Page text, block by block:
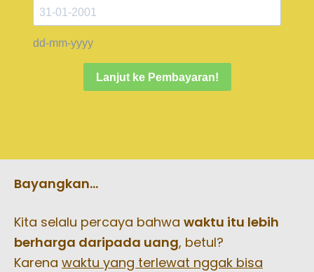
dd-mm-yyyy
Lanjut ke Pembayaran!
Bayangkan…
Kita selalu percaya bahwa waktu itu lebih
berharga daripada uang, betul?
Karena waktu yang terlewat nggak bisa